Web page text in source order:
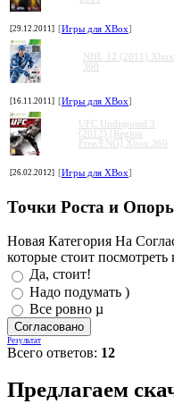
[29.12.2011] [Игры для XBox]
NHL 12 (2011) Xbox
360
[16.11.2011] [Игры для XBox]
UFC Undisputed 3
(2012) [Region
Free/ENG] Xbox 360
[26.02.2012] [Игры для XBox]
Точки Роста и
Новая Категория На
которые стоит
Да, стоит!
Надо подумать )
Все ровно µ
Результат
Всего ответов: 12